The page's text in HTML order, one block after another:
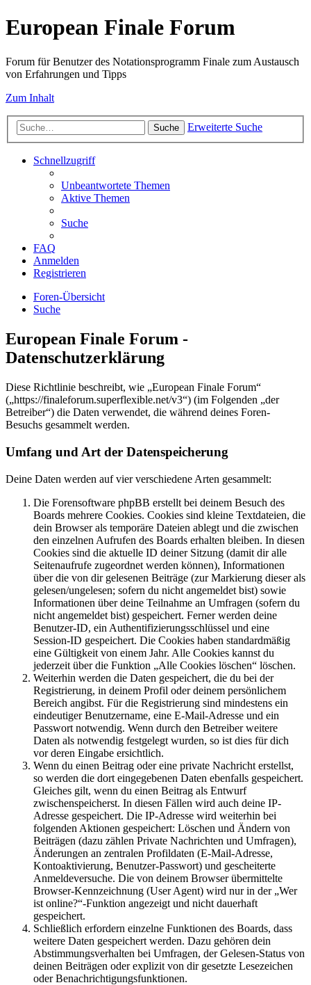
European Finale Forum
Forum für Benutzer des Notationsprogramm Finale zum Austausch
von Erfahrungen und Tipps
Zum Inhalt
Suche Erweiterte Suche
Schnellzugriff
Unbeantwortete Themen
Aktive Themen
Suche
FAQ
Anmelden
Registrieren
Foren-Übersicht
Suche
European Finale Forum -
Datenschutzerklärung
Diese Richtlinie beschreibt, wie „European Finale Forum“
(„https://finaleforum.superflexible.net/v3“) (im Folgenden „der
Betreiber“) die Daten verwendet, die während deines Foren-
Besuchs gesammelt werden.
Umfang und Art der Datenspeicherung
Deine Daten werden auf vier verschiedene Arten gesammelt:
Die Forensoftware phpBB erstellt bei deinem Besuch des
Boards mehrere Cookies. Cookies sind kleine Textdateien, die
dein Browser als temporäre Dateien ablegt und die zwischen
den einzelnen Aufrufen des Boards erhalten bleiben. In diesen
Cookies sind die aktuelle ID deiner Sitzung (damit dir alle
Seitenaufrufe zugeordnet werden können), Informationen
über die von dir gelesenen Beiträge (zur Markierung dieser als
gelesen/ungelesen; sofern du nicht angemeldet bist) sowie
Informationen über deine Teilnahme an Umfragen (sofern du
nicht angemeldet bist) gespeichert. Ferner werden deine
Benutzer-ID, ein Authentifizierungsschlüssel und eine
Session-ID gespeichert. Die Cookies haben standardmäßig
eine Gültigkeit von einem Jahr. Alle Cookies kannst du
jederzeit über die Funktion „Alle Cookies löschen“ löschen.
Weiterhin werden die Daten gespeichert, die du bei der
Registrierung, in deinem Profil oder deinem persönlichem
Bereich angibst. Für die Registrierung sind mindestens ein
eindeutiger Benutzername, eine E-Mail-Adresse und ein
Passwort notwendig. Wenn durch den Betreiber weitere
Daten als notwendig festgelegt wurden, so ist dies für dich
vor deren Eingabe ersichtlich.
Wenn du einen Beitrag oder eine private Nachricht erstellst,
so werden die dort eingegebenen Daten ebenfalls gespeichert.
Gleiches gilt, wenn du einen Beitrag als Entwurf
zwischenspeicherst. In diesen Fällen wird auch deine IP-
Adresse gespeichert. Die IP-Adresse wird weiterhin bei
folgenden Aktionen gespeichert: Löschen und Ändern von
Beiträgen (dazu zählen Private Nachrichten und Umfragen),
Änderungen an zentralen Profildaten (E-Mail-Adresse,
Kontoaktivierung, Benutzer-Passwort) und gescheiterte
Anmeldeversuche. Die von deinem Browser übermittelte
Browser-Kennzeichnung (User Agent) wird nur in der „Wer
ist online?“-Funktion angezeigt und nicht dauerhaft
gespeichert.
Schließlich erfordern einzelne Funktionen des Boards, dass
weitere Daten gespeichert werden. Dazu gehören dein
Abstimmungsverhalten bei Umfragen, der Gelesen-Status von
deinen Beiträgen oder explizit von dir gesetzte Lesezeichen
oder Benachrichtigungsfunktionen.